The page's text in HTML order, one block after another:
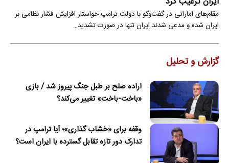
مقام‌های اماراتی در گفت‌وگو با دولت ترامپ خواستار افزایش فشار نظامی بر
ایران شده و مدعی شدند ایران تنها در صورت تشدید…
گزارش و تحلیل
اراده صلح بر طبل جنگ پیروز شد / بازی
«باخت-باخت» تغییر می‌کند؟
وقفه برای «خشاب گذاری»؛ آیا ترامپ در
تدارک دور تازه تقابل گسترده با ایران است؟